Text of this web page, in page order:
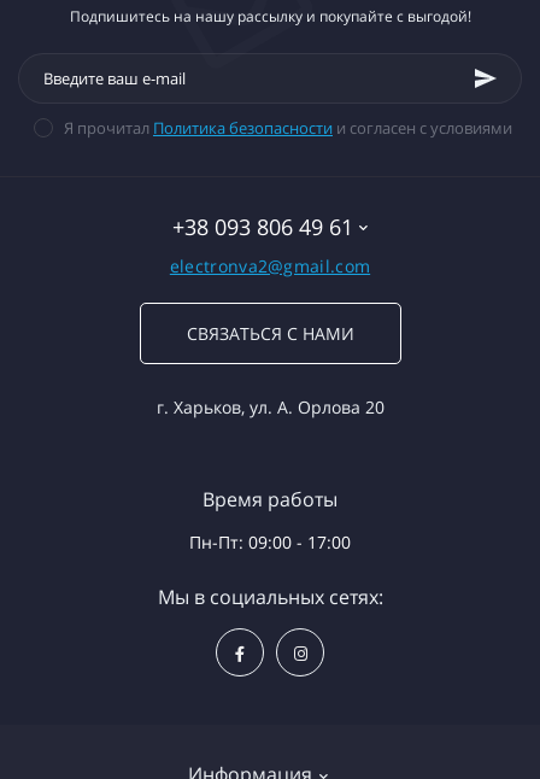
Подпишитесь на нашу рассылку и покупайте с выгодой!
Я прочитал Политика безопасности и согласен с условиями
+38 093 806 49 61
electronva2@gmail.com
СВЯЗАТЬСЯ С НАМИ
г. Харьков, ул. А. Орлова 20
Время работы
Пн-Пт: 09:00 - 17:00
Мы в социальных сетях: